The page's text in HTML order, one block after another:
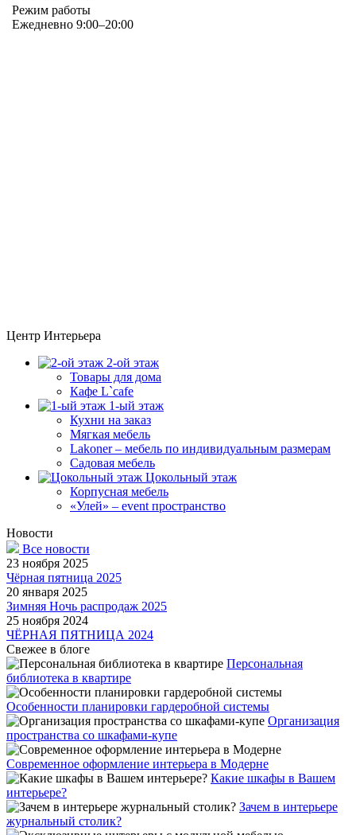
Режим работы
Ежедневно 9:00–20:00
Центр Интерьера
2-ой этаж
Товары для дома
Кафе L`cafe
1-ый этаж
Кухни на заказ
Мягкая мебель
Lakoner – мебель по индивидуальным размерам
Садовая мебель
Цокольный этаж
Корпусная мебель
«Улей» – event пространство
Новости
Все новости
23 ноября 2025
Чёрная пятница 2025
20 января 2025
Зимняя Ночь распродаж 2025
25 ноября 2024
ЧЁРНАЯ ПЯТНИЦА 2024
Свежее в блоге
Персональная
библиотека в квартире
Особенности планировки гардеробной системы
Организация
пространства со шкафами-купе
Современное оформление интерьера в Модерне
Какие шкафы в Вашем
интерьере?
Зачем в интерьере
журнальный столик?